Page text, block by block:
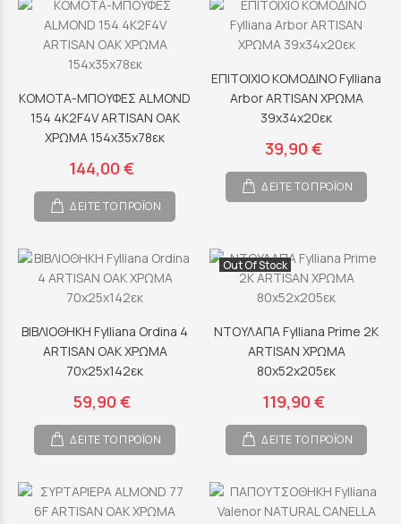
ΚΟΜΟΤΑ-ΜΠΟΥΦΕΣ ALMOND
154 4K2F4V ARTISAN OAK
ΧΡΩΜΑ 154x35x78εκ
144,00 €
ΔΕΙΤΕ ΤΟ ΠΡΟΪΟΝ
ΕΠΙΤΟΙΧΙΟ ΚΟΜΟΔΙΝΟ Fylliana
Arbor ARTISAN ΧΡΩΜΑ
39x34x20εκ
39,90 €
ΔΕΙΤΕ ΤΟ ΠΡΟΪΟΝ
ΒΙΒΛΙΟΘΗΚΗ Fylliana Ordina 4
ARTISAN OAK ΧΡΩΜΑ
70x25x142εκ
59,90 €
ΔΕΙΤΕ ΤΟ ΠΡΟΪΟΝ
Out Of Stock
ΝΤΟΥΛΑΠΑ Fylliana Prime 2Κ
ARTISAN ΧΡΩΜΑ
80x52x205εκ
119,90 €
ΔΕΙΤΕ ΤΟ ΠΡΟΪΟΝ